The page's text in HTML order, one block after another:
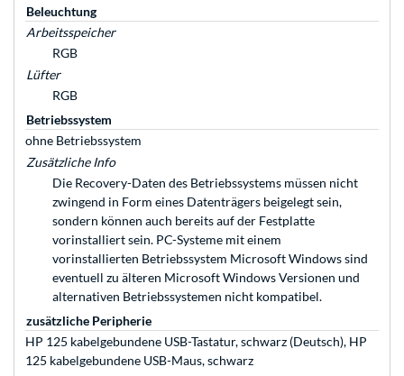
Beleuchtung
Arbeitsspeicher
RGB
Lüfter
RGB
Betriebssystem
ohne Betriebssystem
Zusätzliche Info
Die Recovery-Daten des Betriebssystems müssen nicht
zwingend in Form eines Datenträgers beigelegt sein,
sondern können auch bereits auf der Festplatte
vorinstalliert sein. PC-Systeme mit einem
vorinstallierten Betriebssystem Microsoft Windows sind
eventuell zu älteren Microsoft Windows Versionen und
alternativen Betriebssystemen nicht kompatibel.
zusätzliche Peripherie
HP 125 kabelgebundene USB-Tastatur, schwarz (Deutsch), HP
125 kabelgebundene USB-Maus, schwarz